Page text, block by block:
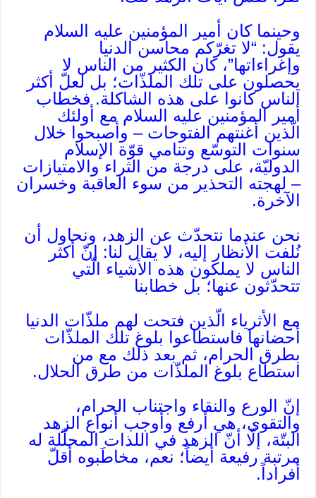
وحينما كان أمير المؤمنين عليه السلام
يقول: “لا تغرّكم محاسن الدنيا
وإغراءاتها”، كان الكثير من الناس لا
يحصلون على تلك الملذّات؛ بل لعلّ أكثر
الناس كانوا على هذه الشاكلة. فخطاب
أمير المؤمنين عليه السلام مع أولئك
الّذين أغنتهم الفتوحات – وأصبحوا خلال
سنوات التوسّع وتنامي قوّة الإسلام
الدوليّة، على درجة من الثراء والامتيازات
– لهجته التحذير من سوء العاقبة وخسران
الآخرة.
نحن عندما نتحدّث عن الزهد، ونحاول أن
نُلفت الأنظار إليه، لا يقال لنا: إنّ أكثر
الناس لا يملكون هذه الأشياء الّتي
تتحدّثون عنها؛ بل خطابنا
مع الأثرياء الّذين فتحت لهم ملذّات الدنيا
أحضانها فاستطاعوا بلوغ تلك الملذّات
بطرق الحرام، ثم بعد ذلك مع من
استطاع بلوغ الملذّات من طرق الحلال.
إنّ الورع والنقاء واجتناب الحرام،
والتقوى، هي أرفع وأوجب أنواع الزهد
البتّة، إلّا أنّ الزهد في اللذات المحلّلة له
مرتبة رفيعة أيضاً؛ نعم، مخاطَبوه أقلّ
أفراداً.